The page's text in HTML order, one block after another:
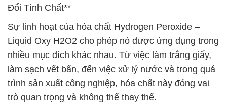
Đổi Tính Chất**
Sự linh hoạt của hóa chất Hydrogen Peroxide –
Liquid Oxy H2O2 cho phép nó được ứng dụng trong
nhiều mục đích khác nhau. Từ việc làm trắng giấy,
làm sạch vết bẩn, đến việc xử lý nước và trong quá
trình sản xuất công nghiệp, hóa chất này đóng vai
trò quan trọng và không thể thay thế.